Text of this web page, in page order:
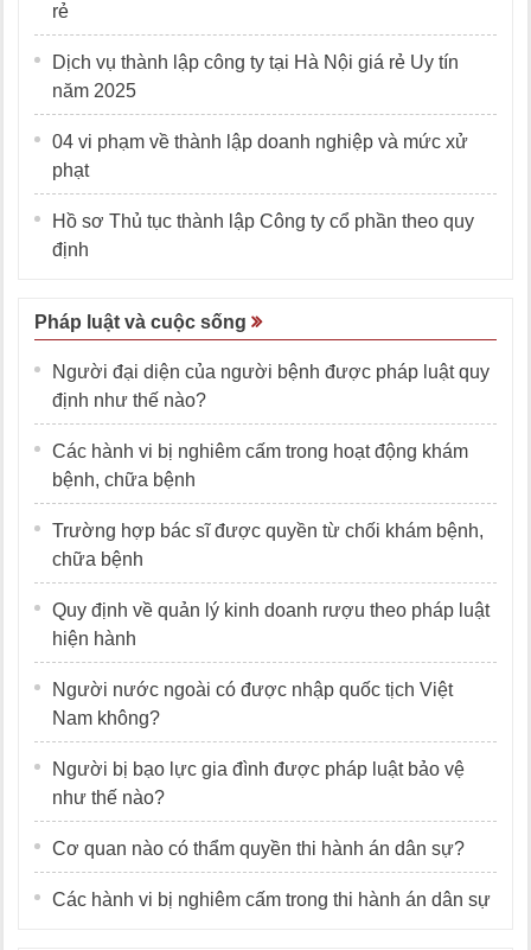
rẻ
Dịch vụ thành lập công ty tại Hà Nội giá rẻ Uy tín
năm 2025
04 vi phạm về thành lập doanh nghiệp và mức xử
phạt
Hồ sơ Thủ tục thành lập Công ty cổ phần theo quy
định
Pháp luật và cuộc sống
Người đại diện của người bệnh được pháp luật quy
định như thế nào?
Các hành vi bị nghiêm cấm trong hoạt động khám
bệnh, chữa bệnh
Trường hợp bác sĩ được quyền từ chối khám bệnh,
chữa bệnh
Quy định về quản lý kinh doanh rượu theo pháp luật
hiện hành
Người nước ngoài có được nhập quốc tịch Việt
Nam không?
Người bị bạo lực gia đình được pháp luật bảo vệ
như thế nào?
Cơ quan nào có thẩm quyền thi hành án dân sự?
Các hành vi bị nghiêm cấm trong thi hành án dân sự